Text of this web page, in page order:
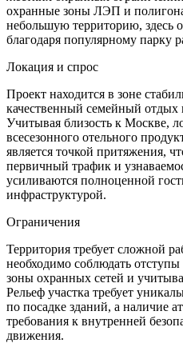
охранные зоны ЛЭП и
небольшую территорию, здесь
благодаря популярному парку
Локация и спрос
Проект находится в зоне
качественный семейный
Учитывая близость к Москве,
всесезонного отельного
является точкой притяжения,
первичный трафик и
усиливаются полноценной
инфраструктурой.
Ограничения
Территория требует сложной
необходимо соблюдать
зоны охранных сетей и
Рельеф участка требует
по посадке зданий, а наличие
требования к внутренней
движения.